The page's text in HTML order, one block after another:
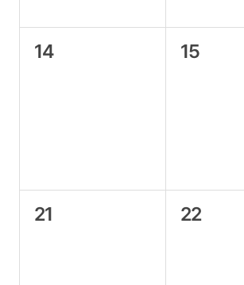
14 15
21 22